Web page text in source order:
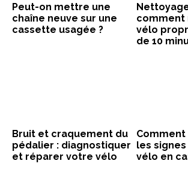
Peut-on mettre une
chaîne neuve sur une
cassette usagée ?
comment
vélo
de 10
Bruit et craquement du
pédalier : diagnostiquer
et réparer votre vélo
les signes
vélo en